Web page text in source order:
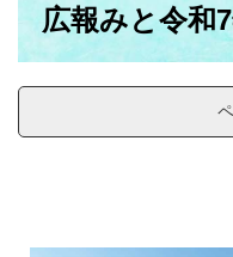
広報みと令和